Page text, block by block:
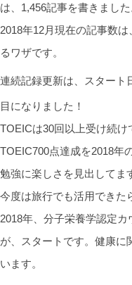
は、1,456記事を書きました
2018年12月現在の記事数
るワザです。
連続記録更新は、スタート
目になりました！
TOEICは30回以上受け続け
TOEIC700点達成を2018年
勉強に楽しさを見出してま
今度は旅行でも活用できた
2018年、分子栄養学認定
が、スタートです。健康に
います。